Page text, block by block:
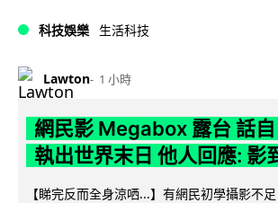
科技娛樂 生活科技
Lawton 1 小時
網民影 Megabox 露台 話
執出世界末日 他人回應: 影
【睇完反而全身涼哂...】有網民初學攝影不